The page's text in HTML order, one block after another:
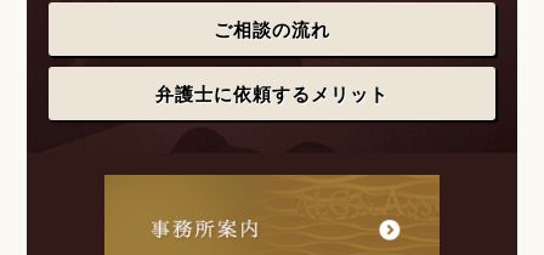
ご相談の流れ
弁護士に依頼するメリット